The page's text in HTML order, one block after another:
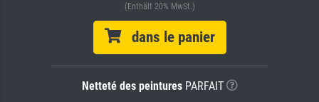
(Enthält 20% MwSt.)
dans le panier
Netteté des peinturesPARFAIT